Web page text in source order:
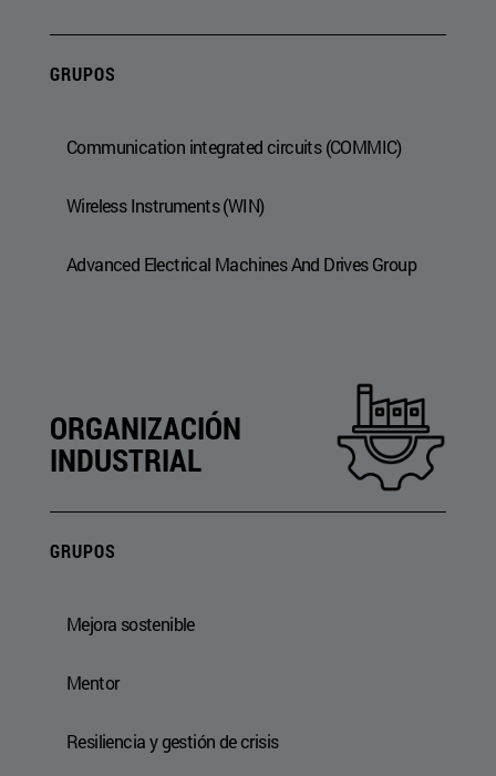
GRUPOS
Communication integrated circuits (COMMIC)
Wireless Instruments (WIN)
Advanced Electrical Machines And Drives Group
ORGANIZACIÓN
INDUSTRIAL
GRUPOS
Mejora sostenible
Mentor
Resiliencia y gestión de crisis